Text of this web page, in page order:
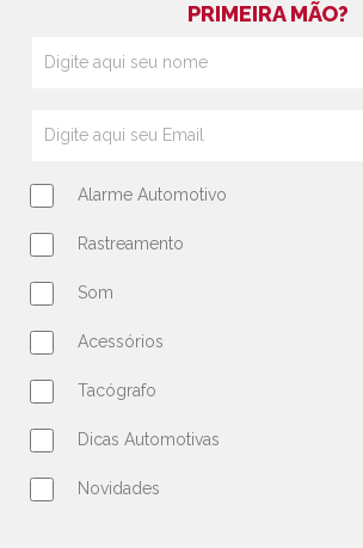
PRIMEIRA MÃO?
Alarme Automotivo
Rastreamento
Som
Acessórios
Tacógrafo
Dicas Automotivas
Novidades